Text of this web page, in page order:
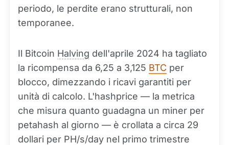
periodo, le perdite erano strutturali, non
temporanee.
Il Bitcoin Halving dell'aprile 2024 ha tagliato
la ricompensa da 6,25 a 3,125 BTC per
blocco, dimezzando i ricavi garantiti per
unità di calcolo. L'hashprice — la metrica
che misura quanto guadagna un miner per
petahash al giorno — è crollata a circa 29
dollari per PH/s/day nel primo trimestre